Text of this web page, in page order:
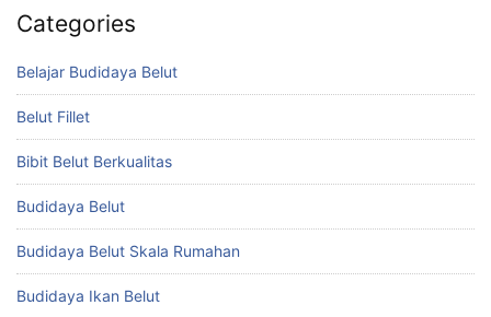
Categories
Belajar Budidaya Belut
Belut Fillet
Bibit Belut Berkualitas
Budidaya Belut
Budidaya Belut Skala Rumahan
Budidaya Ikan Belut